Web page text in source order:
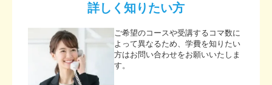
詳しく知りたい方
ご希望のコースや受講するコマ数に
よって異なるため、学費を知りたい
方はお問い合わせをお願いいたしま
す。